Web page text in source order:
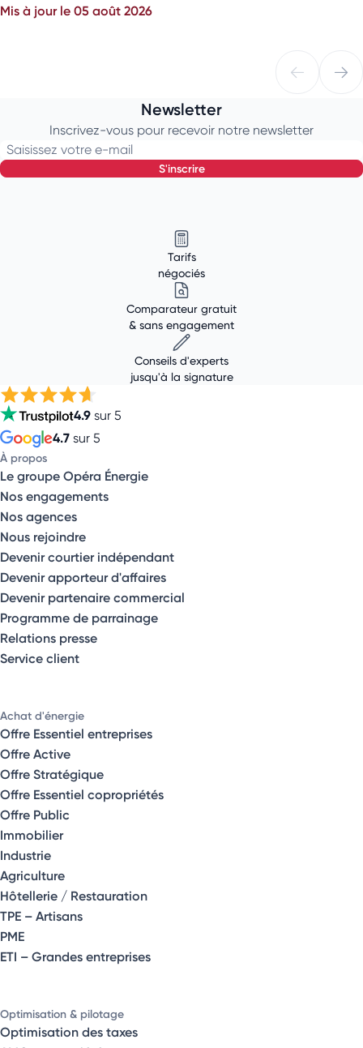
Mis à jour le 05 août 2026
Newsletter
Inscrivez-vous pour recevoir notre newsletter
Saisissez votre e-mail
s'inscrire
Tarifs
négociés
Comparateur gratuit
& sans engagement
Conseils d'experts
jusqu'à la signature
4.9 sur 5
4.7 sur 5
À propos
Le groupe Opéra Énergie
Nos engagements
Nos agences
Nous rejoindre
Devenir courtier indépendant
Devenir apporteur d'affaires
Devenir partenaire commercial
Programme de parrainage
Relations presse
Service client
Achat d'énergie
Offre Essentiel entreprises
Offre Active
Offre Stratégique
Offre Essentiel copropriétés
Offre Public
Immobilier
Industrie
Agriculture
Hôtellerie / Restauration
TPE – Artisans
PME
ETI – Grandes entreprises
Optimisation & pilotage
Optimisation des taxes